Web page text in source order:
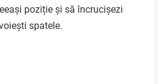
poziție și să încrucișezi
spatele.